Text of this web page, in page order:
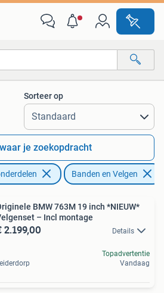
afstanden…
Sorteer op
je zoekopdracht
Banden en Velgen
BMW 763M 19 inch *NIEUW*
– Incl montage
2.199,00 Details
Topadvertentie
Vandaag